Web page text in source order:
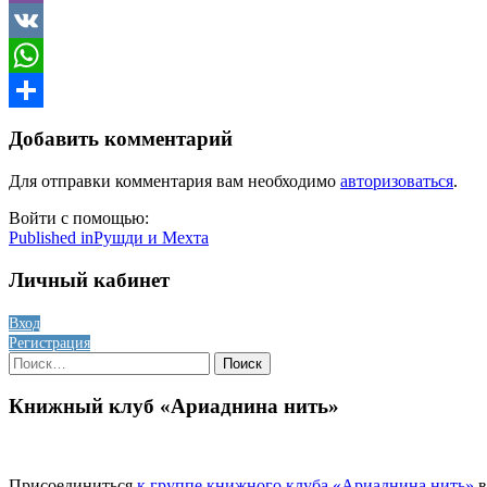
Viber
VK
WhatsApp
Добавить комментарий
Для отправки комментария вам необходимо авторизоваться.
Войти с помощью:
Навигация
по
Published inРушди и Мехта
Личный кабинет
Вход
Регистрация
Найти:
Книжный клуб «Ариаднина нить»